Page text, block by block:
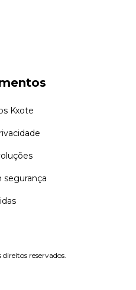
Kxote
segurança
reservados.